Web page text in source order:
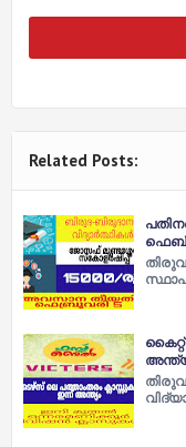
Related Posts:
കൈറ്റ്